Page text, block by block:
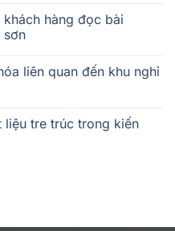
hàng đọc bài
sơn
liên quan đến khu nghỉ
liệu tre trúc trong kiến